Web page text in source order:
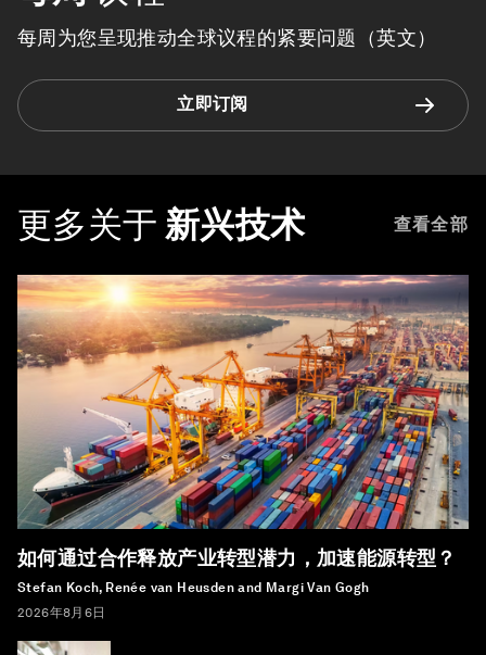
每周为您呈现推动全球议程的紧要问题（英文）
立即订阅
更多关于 新兴技术 查看全部
如何通过合作释放产业转型潜力，加速能源转型？
Stefan Koch, Renée van Heusden and Margi Van Gogh
2026年8月6日